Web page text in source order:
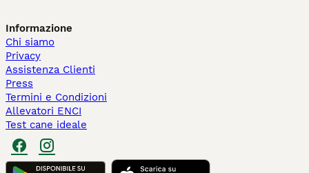
Informazione
Chi siamo
Privacy
Assistenza Clienti
Press
Termini e Condizioni
Allevatori ENCI
Test cane ideale